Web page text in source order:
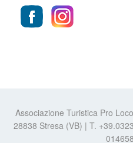
Associazione Turistica Pro
28838 Stresa (VB) | T.